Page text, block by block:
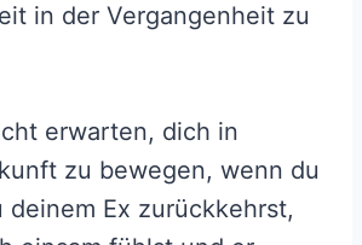
in der Vergangenheit zu
erwarten, dich in
zu bewegen, wenn du
deinem Ex zurückkehrst,